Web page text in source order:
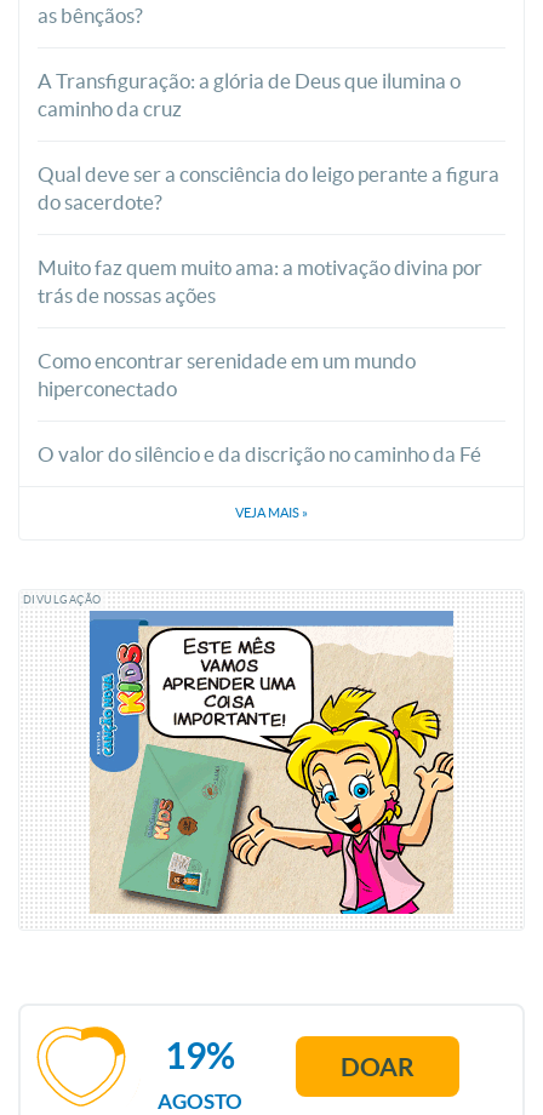
as bênçãos?
A Transfiguração: a glória de Deus que ilumina o
caminho da cruz
Qual deve ser a consciência do leigo perante a figura
do sacerdote?
Muito faz quem muito ama: a motivação divina por
trás de nossas ações
Como encontrar serenidade em um mundo
hiperconectado
O valor do silêncio e da discrição no caminho da Fé
VEJA MAIS »
DIVULGAÇÃO
AGOSTO
19% DOAR